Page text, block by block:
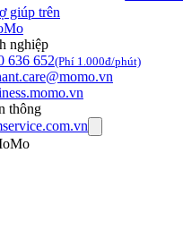
giúp trên
nghiệp
636 652(Phí 1.000đ/phút)
thông